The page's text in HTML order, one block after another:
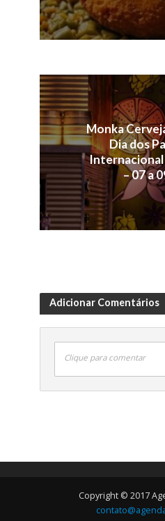
Monka
Dia dos
Internacional
– 07 a
Adicionar Comentários
Clique para comentar
Copyright © 2017